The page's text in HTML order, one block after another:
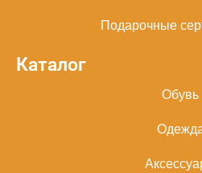
Подарочные
Каталог
Обувь